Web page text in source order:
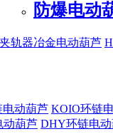
轨器
防爆电动
冶金电动葫芦
动葫芦 KOIO环链
动葫芦 DHY环链电